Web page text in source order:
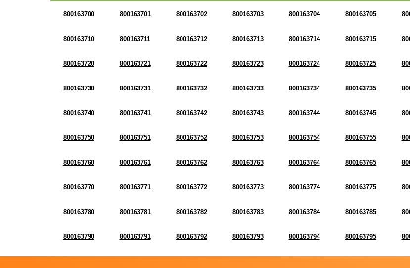
800163700 800163701 800163702 800163703 800163704 800163705
800163710 800163711 800163712 800163713 800163714 800163715
800163720 800163721 800163722 800163723 800163724 800163725
800163730 800163731 800163732 800163733 800163734 800163735
800163740 800163741 800163742 800163743 800163744 800163745
800163750 800163751 800163752 800163753 800163754 800163755
800163760 800163761 800163762 800163763 800163764 800163765
800163770 800163771 800163772 800163773 800163774 800163775
800163780 800163781 800163782 800163783 800163784 800163785
800163790 800163791 800163792 800163793 800163794 800163795